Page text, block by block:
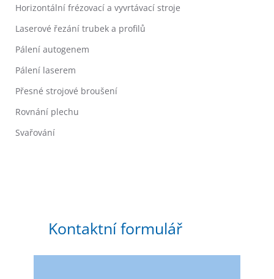
Horizontální frézovací a vyvrtávací stroje
Laserové řezání trubek a profilů
Pálení autogenem
Pálení laserem
Přesné strojové broušení
Rovnání plechu
Svařování
Kontaktní formulář